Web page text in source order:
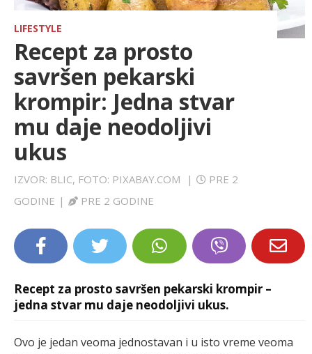
HRONIKA
FARMERI
SPORT
LIFESTYLE
EXTRA
LIFESTYLE
Recept za prosto
savršen pekarski
krompir: Jedna stvar
mu daje neodoljivi
ukus
IZVOR: BLIC, FOTO: PIXABAY.COM |
PRE 2
GODINE | PRE 2 GODINE
Recept za prosto savršen pekarski krompir –
jedna stvar mu daje neodoljivi ukus.
Ovo je jedan veoma jednostavan i u isto vreme veoma